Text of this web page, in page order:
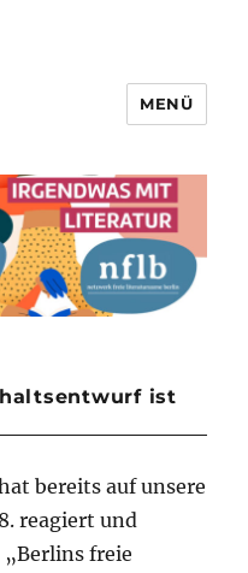
MENÜ
ist
bereits auf unsere
reagiert und
freie